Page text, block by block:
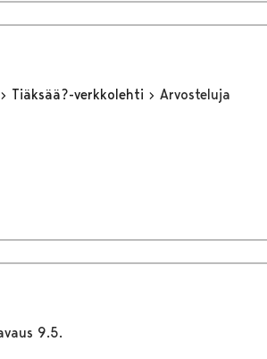
Tiäksää?-verkkolehti Arvosteluja
9.5.